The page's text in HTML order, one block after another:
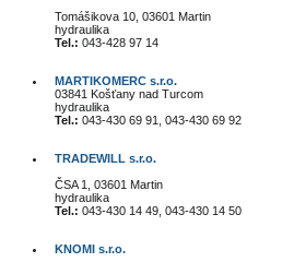
Tomášikova 10, 03601 Martin
hydraulika
Tel.: 043-428 97 14
MARTIKOMERC s.r.o.
03841 Košťany nad Turcom
hydraulika
Tel.: 043-430 69 91, 043-430 69 92
TRADEWILL s.r.o.
ČSA 1, 03601 Martin
hydraulika
Tel.: 043-430 14 49, 043-430 14 50
KNOMI s.r.o.